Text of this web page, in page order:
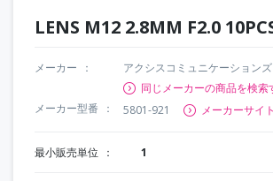
LENS M12 2.8MM F2.0
メーカー
アクシスコミュニケーションズ
同じメーカーの商品を検索
メーカー型番
5801-921 メーカーサイ
最小販売単位 1